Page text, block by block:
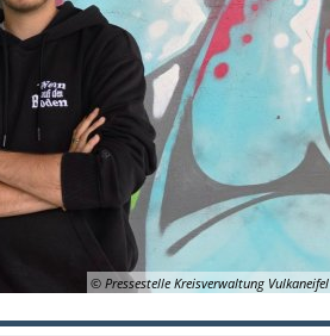
© Pressestelle Kreisverwaltung Vulkaneifel